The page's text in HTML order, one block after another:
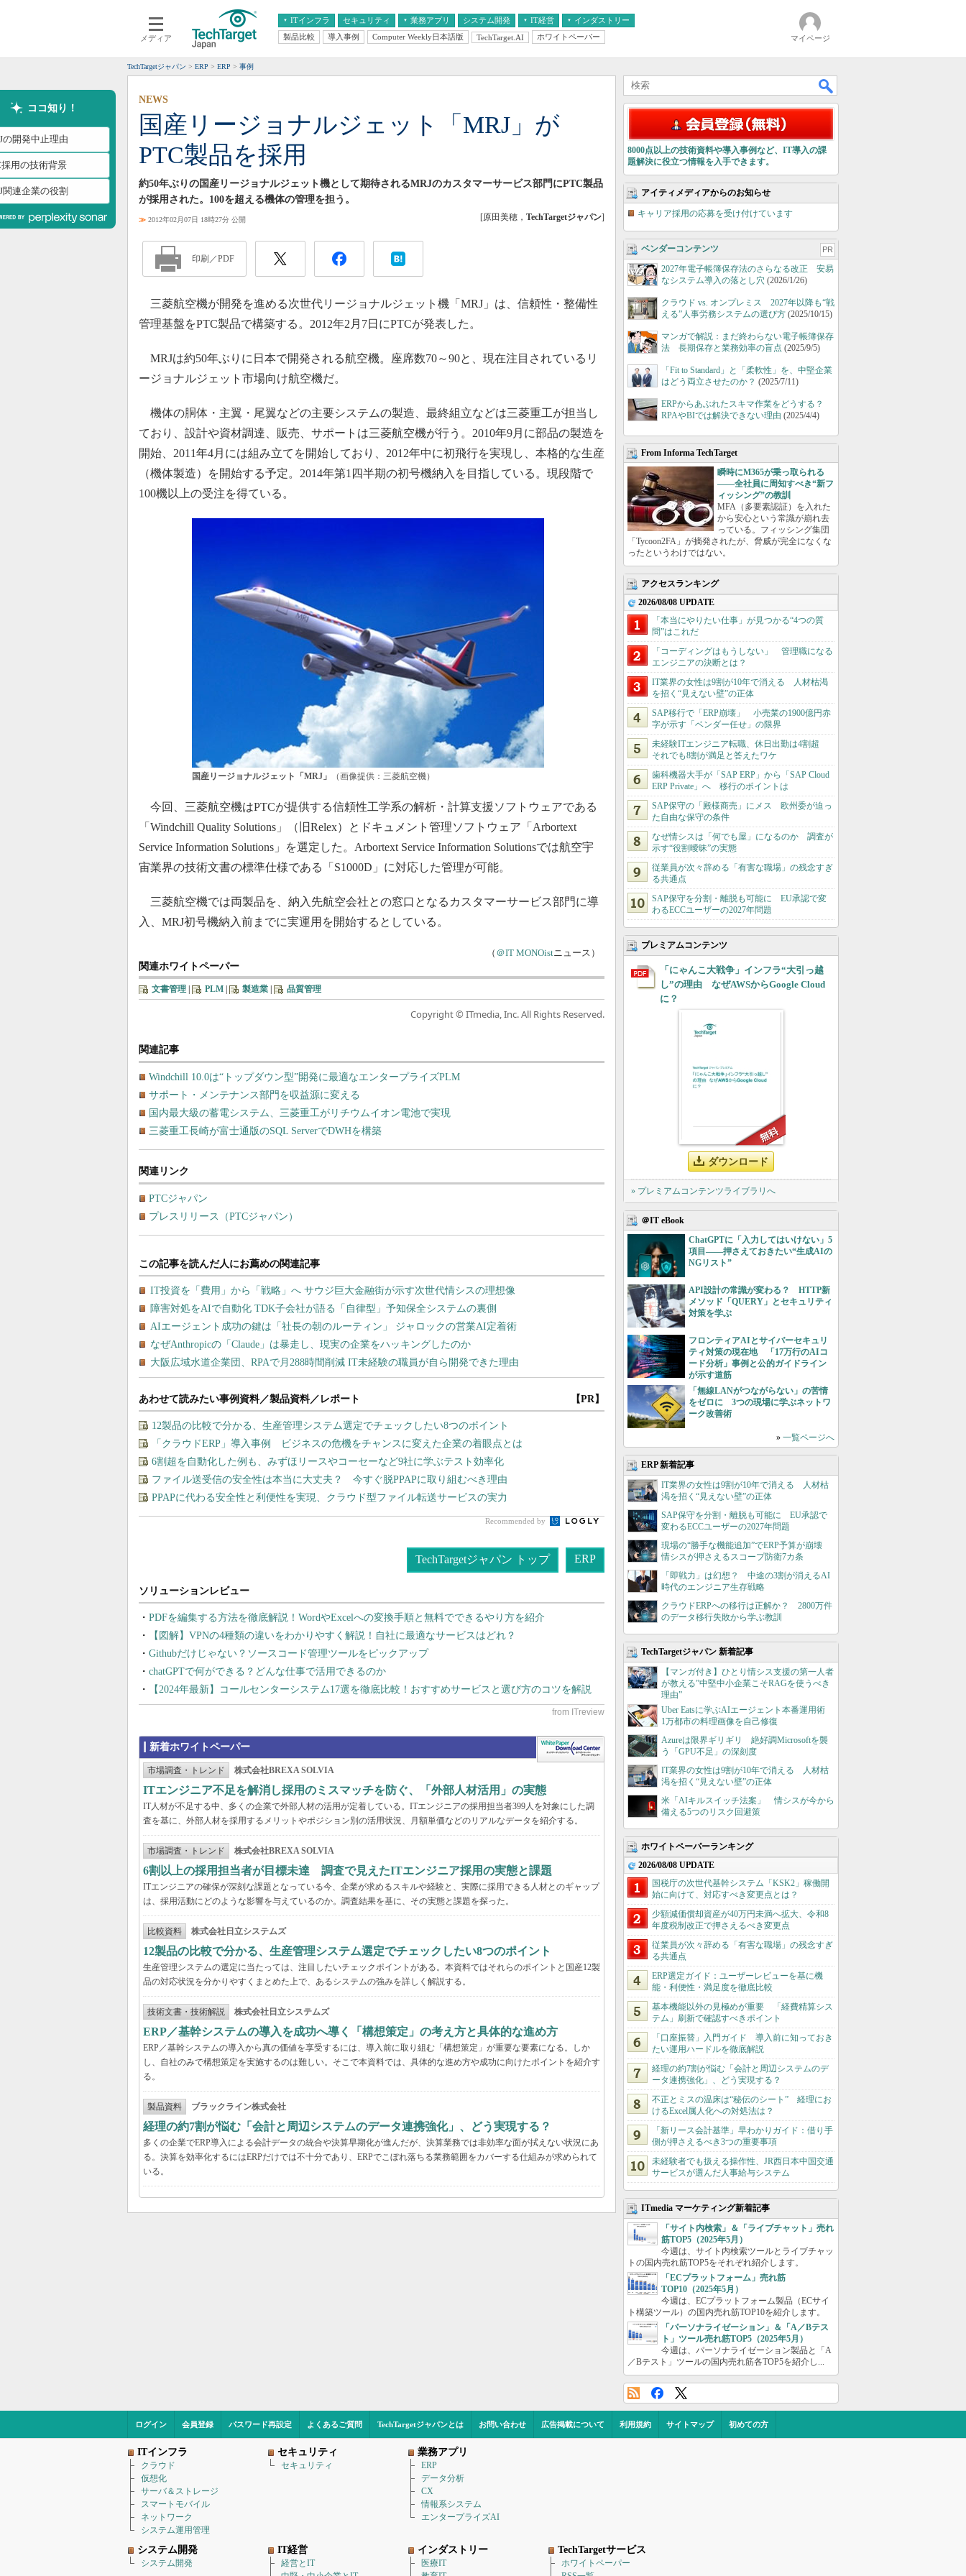
メディア
ITインフラ
クラウド
スマートモバイル
ネットワーク
システム運用管理
セキュリティ 業務アプリ
エンタープライズAI
ERP
情報系システム
システム開発 IT経営
経営とIT
インダストリー
医療IT
製品比較 導入事例 Computer Weekly日本語版 TechTarget.AI ホワイトペーパー マイページ
TechTargetジャパン ERP ERP 事例
ココ知り！
の開発中止理由
採用の技術背景
関連企業の役割
国産リージョナルジェット「MRJ」が
PTC製品を採用
NEWS
約50年ぶりの国産リージョナルジェット機として期待されるMRJのカスタマーサービス部門にPTC製品
が採用された。100を超える機体の管理を担う。
≫ 2012年02月07日 18時27分 公開 [原田美穂， TechTargetジャパン]
印刷／PDF
三菱航空機が開発を進める次世代リージョナルジェット機「MRJ」は、信頼性・整備性
管理基盤をPTC製品で構築する。2012年2月7日にPTCが発表した。
MRJは約50年ぶりに日本で開発される航空機。座席数70～90と、現在注目されているリ
ージョナルジェット市場向け航空機だ。
機体の胴体・主翼・尾翼などの主要システムの製造、最終組立などは三菱重工が担当し
ており、設計や資材調達、販売、サポートは三菱航空機が行う。2010年9月に部品の製造を
開始、2011年4月には組み立てを開始しており、2012年中に初飛行を実現し、本格的な生産
（機体製造）を開始する予定。2014年第1四半期の初号機納入を目指している。現段階で
100機以上の受注を得ている。
国産リージョナルジェット「MRJ」 （画像提供：三菱航空機）
今回、三菱航空機はPTCが提供する信頼性工学系の解析・計算支援ソフトウェアである
「Windchill Quality Solutions」（旧Relex）とドキュメント管理ソフトウェア「Arbortext
Service Information Solutions」を選定した。Arbortext Service Information Solutionsでは航空宇
宙業界の技術文書の標準仕様である「S1000D」に対応した管理が可能。
三菱航空機では両製品を、納入先航空会社との窓口となるカスタマーサービス部門に導
入、MRJ初号機納入前までに実運用を開始するとしている。
（ ＠IT MONOistニュース）
関連ホワイトペーパー
文書管理 PLM 製造業 品質管理
Copyright © ITmedia, Inc. All Rights Reserved.
関連記事
Windchill 10.0は“トップダウン型”開発に最適なエンタープライズPLM
サポート・メンテナンス部門を収益源に変える
国内最大級の蓄電システム、三菱重工がリチウムイオン電池で実現
三菱重工長崎が富士通版のSQL ServerでDWHを構築
関連リンク
PTCジャパン
プレスリリース（PTCジャパン）
あわせて読みたい事例資料／製品資料／レポート 【PR】
12製品の比較で分かる、生産管理システム選定でチェックしたい8つのポイント
「クラウドERP」導入事例 ビジネスの危機をチャンスに変えた企業の着眼点とは
6割超を自動化した例も、みずほリースやコーセーなど9社に学ぶテスト効率化
ファイル送受信の安全性は本当に大丈夫？ 今すぐ脱PPAPに取り組むべき理由
PPAPに代わる安全性と利便性を実現、クラウド型ファイル転送サービスの実力
Recommended by
TechTargetジャパン トップ ERP
PDFを編集する方法を徹底解説！WordやExcelへの変換手順と無料でできるやり方を紹介
【図解】VPNの4種類の違いをわかりやすく解説！自社に最適なサービスはどれ？
Githubだけじゃない？ソースコード管理ツールをピックアップ
chatGPTで何ができる？どんな仕事で活用できるのか
【2024年最新】コールセンターシステム17選を徹底比較！おすすめサービスと選び方のコツを解説
新着ホワイトペーパー
市場調査・トレンド 株式会社BREXA SOLVIA
ITエンジニア不足を解消し採用のミスマッチを防ぐ、「外部人材活用」の実態
IT人材が不足する中、多くの企業で外部人材の活用が定着している。ITエンジニアの採用担当者399人を対象にした調
査を基に、外部人材を採用するメリットやポジション別の活用状況、月額単価などのリアルなデータを紹介する。
市場調査・トレンド 株式会社BREXA SOLVIA
6割以上の採用担当者が目標未達 調査で見えたITエンジニア採用の実態と課題
ITエンジニアの確保が深刻な課題となっている今、企業が求めるスキルや経験と、実際に採用できる人材とのギャップ
は、採用活動にどのような影響を与えているのか。調査結果を基に、その実態と課題を探った。
比較資料 株式会社日立システムズ
12製品の比較で分かる、生産管理システム選定でチェックしたい8つのポイント
生産管理システムの選定に当たっては、注目したいチェックポイントがある。本資料ではそれらのポイントと国産12製
品の対応状況を分かりやすくまとめた上で、あるシステムの強みを詳しく解説する。
技術文書・技術解説 株式会社日立システムズ
ERP／基幹システムの導入を成功へ導く「構想策定」の考え方と具体的な進め方
ERP／基幹システムの導入から真の価値を享受するには、導入前に取り組む「構想策定」が重要な要素になる。しか
し、自社のみで構想策定を実施するのは難しい。そこで本資料では、具体的な進め方や成功に向けたポイントを紹介す
る。
製品資料 ブラックライン株式会社
経理の約7割が悩む「会計と周辺システムのデータ連携強化」、どう実現する？
多くの企業でERP導入による会計データの統合や決算早期化が進んだが、決算業務では非効率な面が拭えない状況にあ
る。決算を効率化するにはERPだけでは不十分であり、ERPでこぼれ落ちる業務範囲をカバーする仕組みが求められて
いる。
8000点以上の技術資料や導入事例など、IT導入の課
題解決に役立つ情報を入手できます。
アイティメディアからのお知らせ
キャリア採用の応募を受け付けています
ベンダーコンテンツ PR
2027年電子帳簿保存法のさらなる改正 安易
なシステム導入の落とし穴 (2026/1/26)
クラウド vs. オンプレミス 2027年以降も“戦
える”人事労務システムの選び方 (2025/10/15)
マンガで解説：まだ終わらない電子帳簿保存
法 長期保存と業務効率の盲点 (2025/9/5)
「Fit to Standard」と「柔軟性」を、中堅企業
はどう両立させたのか？ (2025/7/11)
ERPからあぶれたスキマ作業をどうする？
RPAやBIでは解決できない理由 (2025/4/4)
From Informa TechTarget
瞬時にM365が乗っ取られる
――全社員に周知すべき“新フ
ィッシング”の教訓
MFA（多要素認証）を入れた
から安心という常識が崩れ去
っている。フィッシング集団
「Tycoon2FA」が摘発されたが、脅威が完全になくな
ったというわけではない。
アクセスランキング
2026/08/08 UPDATE
「本当にやりたい仕事」が見つかる“4つの質
問”はこれだ
「コーディングはもうしない」 管理職になる
エンジニアの決断とは？
IT業界の女性は9割が10年で消える 人材枯渇
を招く“見えない壁”の正体
SAP移行で「ERP崩壊」 小売業の1900億円赤
字が示す「ベンダー任せ」の限界
未経験ITエンジニア転職、休日出勤は4割超
それでも8割が満足と答えたワケ
歯科機器大手が「SAP ERP」から「SAP Cloud
ERP Private」へ 移行のポイントは
SAP保守の「殿様商売」にメス 欧州委が迫っ
た自由な保守の条件
なぜ情シスは「何でも屋」になるのか 調査が
示す“役割曖昧”の実態
従業員が次々辞める「有害な職場」の残念すぎ
る共通点
SAP保守を分割・離脱も可能に EU承認で変
わるECCユーザーの2027年問題
プレミアムコンテンツ
「にゃんこ大戦争」インフラ“大引っ越
し”の理由 なぜAWSからGoogle Cloud
に？
ダウンロード
» プレミアムコンテンツライブラリへ
＠IT eBook
ChatGPTに「入力してはいけない」5
項目――押さえておきたい“生成AIの
NGリスト”
API設計の常識が変わる？ HTTP新
メソッド「QUERY」とセキュリティ
対策を学ぶ
フロンティアAIとサイバーセキュリ
ティ対策の現在地 「17万行のAIコ
ード分析」事例と公的ガイドライン
が示す道筋
「無線LANがつながらない」の苦情
をゼロに 3つの現場に学ぶネットワ
ーク改善術
» 一覧ページへ
ERP 新着記事
IT業界の女性は9割が10年で消える 人材枯
渇を招く“見えない壁”の正体
SAP保守を分割・離脱も可能に EU承認で
変わるECCユーザーの2027年問題
現場の“勝手な機能追加”でERP予算が崩壊
情シスが押さえるスコープ防衛7カ条
「即戦力」は幻想？ 中途の3割が消えるAI
時代のエンジニア生存戦略
クラウドERPへの移行は正解か？ 2800万件
のデータ移行失敗から学ぶ教訓
TechTargetジャパン 新着記事
【マンガ付き】ひとり情シス支援の第一人者
が教える”中堅中小企業こそRAGを使うべき
理由”
Uber Eatsに学ぶAIエージェント本番運用術
1万都市の料理画像を自己修復
Azureは限界ギリギリ 絶好調Microsoftを襲
う「GPU不足」の深刻度
IT業界の女性は9割が10年で消える 人材枯
渇を招く“見えない壁”の正体
米「AIキルスイッチ法案」 情シスが今から
備える5つのリスク回避策
ホワイトペーパーランキング
2026/08/08 UPDATE
国税庁の次世代基幹システム「KSK2」稼働開
始に向けて、対応すべき変更点とは？
少額減価償却資産が40万円未満へ拡大、令和8
年度税制改正で押さえるべき変更点
従業員が次々辞める「有害な職場」の残念すぎ
る共通点
ERP選定ガイド：ユーザーレビューを基に機
能・利便性・満足度を徹底比較
基本機能以外の見極めが重要 「経費精算シス
テム」刷新で確認すべきポイント
「口座振替」入門ガイド 導入前に知っておき
たい運用ハードルを徹底解説
経理の約7割が悩む「会計と周辺システムのデ
ータ連携強化」、どう実現する？
不正とミスの温床は“秘伝のシート” 経理にお
けるExcel属人化への対処法は？
「新リース会計基準」早わかりガイド：借り手
側が押さえるべき3つの重要事項
未経験者でも扱える操作性、JR西日本中国交通
サービスが選んだ人事給与システム
ITmedia マーケティング新着記事
「サイト内検索」＆「ライブチャット」売れ
筋TOP5（2025年5月）
今週は、サイト内検索ツールとライブチャッ
トの国内売れ筋TOP5をそれぞれ紹介します。
「ECプラットフォーム」売れ筋
TOP10（2025年5月）
今週は、ECプラットフォーム製品（ECサイ
ト構築ツール）の国内売れ筋TOP10を紹介します。
「パーソナライゼーション」＆「A／Bテス
ト」ツール売れ筋TOP5（2025年5月）
今週は、パーソナライゼーション製品と「A
／Bテスト」ツールの国内売れ筋各TOP5を紹介し...
ログイン 会員登録 パスワード再設定 よくあるご質問 TechTargetジャパンとは お問い合わせ 広告掲載について 利用規約 サイトマップ 初めての方
ITインフラ
クラウド
仮想化
サーバ＆ストレージ
スマートモバイル
ネットワーク
システム運用管理
セキュリティ
セキュリティ
業務アプリ
ERP
データ分析
CX
情報系システム
エンタープライズAI
システム開発
システム開発
IT経営
経営とIT
インダストリー
医療IT
TechTargetサービス
ホワイトペーパー